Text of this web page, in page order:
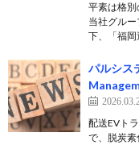
平素は格別
当社グル
下、「福
パルシス
配送EVト
で、脱炭素